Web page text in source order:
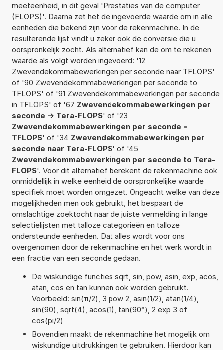
meeteenheid, in dit geval 'Prestaties van de computer
(FLOPS)'. Daarna zet het de ingevoerde waarde om in alle
eenheden die bekend zijn voor de rekenmachine. In de
resulterende lijst vindt u zeker ook de conversie die u
oorspronkelijk zocht. Als alternatief kan de om te rekenen
waarde als volgt worden ingevoerd: '12
Zwevendekommabewerkingen per seconde naar TFLOPS'
of '90 Zwevendekommabewerkingen per seconde to
TFLOPS' of '91 Zwevendekommabewerkingen per seconde
in TFLOPS' of '67 Zwevendekommabewerkingen per
seconde -> Tera-FLOPS' of '23
Zwevendekommabewerkingen per seconde =
TFLOPS' of '34 Zwevendekommabewerkingen per
seconde naar Tera-FLOPS' of '45
Zwevendekommabewerkingen per seconde to Tera-
FLOPS'. Voor dit alternatief berekent de rekenmachine ook
onmiddellijk in welke eenheid de oorspronkelijke waarde
specifiek moet worden omgezet. Ongeacht welke van deze
mogelijkheden men ook gebruikt, het bespaart de
omslachtige zoektocht naar de juiste vermelding in lange
selectielijsten met talloze categorieën en talloze
ondersteunde eenheden. Dat alles wordt voor ons
overgenomen door de rekenmachine en het werk wordt in
een fractie van een seconde gedaan.
De wiskundige functies sqrt, sin, pow, asin, exp, acos,
atan, cos en tan kunnen ook worden gebruikt.
Voorbeeld: sin(π/2), 3 pow 2, asin(1/2), atan(1/4),
sin(90), sqrt(4), acos(1), tan(90°), 2 exp 3 of
cos(pi/2)
Bovendien maakt de rekenmachine het mogelijk om
wiskundige uitdrukkingen te gebruiken. Hierdoor kan